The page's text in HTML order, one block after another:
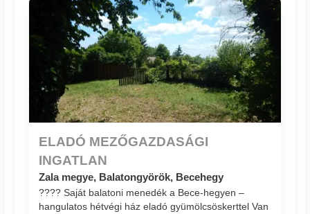
ELADÓ MEZŐGAZDASÁGI
INGATLAN
Zala megye, Balatongyörök, Becehegy
???? Saját balatoni menedék a Bece-hegyen –
hangulatos hétvégi ház eladó gyümölcsöskerttel Van